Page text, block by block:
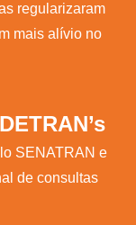
regularizaram
mais alívio no
SENATRAN e
de consultas